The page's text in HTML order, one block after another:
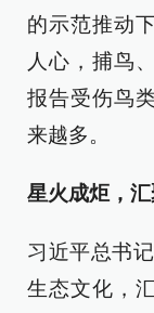
的示范推动
人心，捕鸟
报告受伤鸟
来越多。
星火成炬，
习近平总书
生态文化，